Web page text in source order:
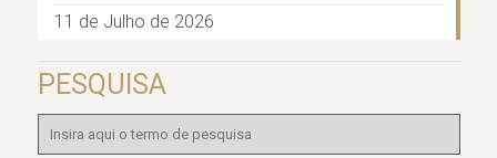
11 de Julho de 2026
PESQUISA